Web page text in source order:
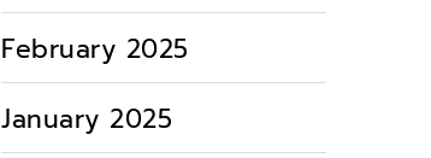
February 2025
January 2025